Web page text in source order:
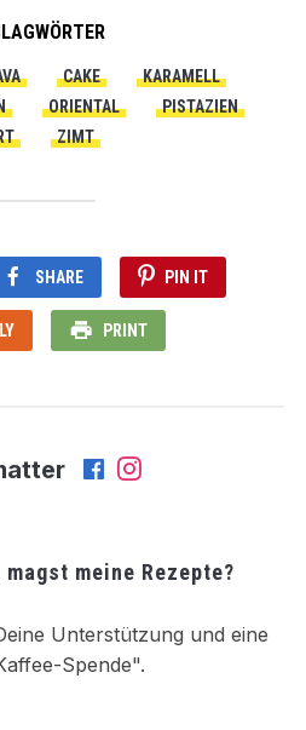
CAKE
KARAMELL
ORIENTAL
PISTAZIEN
ZIMT
SHARE PIN IT
PRINT
magst meine Rezepte?
Unterstützung und eine
Spende".